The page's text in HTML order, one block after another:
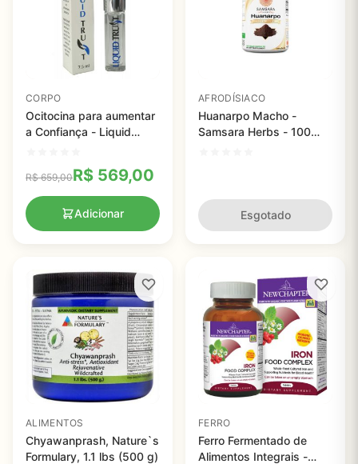
CORPO
Ocitocina para aumentar
a Confiança - Liquid
R$659,00R$ 569,00
Adicionar
AFRODÍSIACO
Huanarpo Macho -
Samsara Herbs - 100
Esgotado
ALIMENTOS
Chyawanprash, Nature`s
Formulary, 1.1 lbs (500 g)
FERRO
Ferro Fermentado de
Alimentos Integrais -